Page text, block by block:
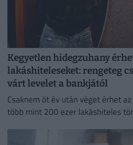
Kegyetlen hidegzuhany
lakáshiteleseket: rengeteg
várt levelet a bankjától
Csaknem öt év után véget érhet
több mint 200 ezer lakáshiteles